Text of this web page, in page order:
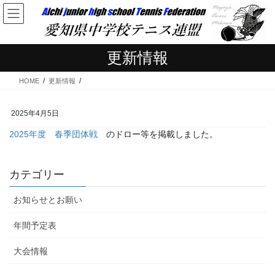
コ
ン
ン
へ
ナ
ビ
ー
ョ
更新情報
HOME 更新情報
2025年4月5日
2025年度 春季団体戦 のドロー等を掲載しました。
カテゴリー
お知らせとお願い
年間予定表
大会情報